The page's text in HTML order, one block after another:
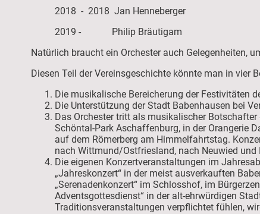
2018 - 2018 Jan Henneberger
2019 - Philip Bräutigam
Natürlich braucht ein Orchester auch Gelegenheiten,
Diesen Teil der Vereinsgeschichte könnte man in vier
Die musikalische Bereicherung der Festivitäten
Die Unterstützung der Stadt Babenhausen bei
Das Orchester tritt als musikalischer
Schöntal-Park Aschaffenburg, in der Orangerie
auf dem Römerberg am Himmelfahrtstag.
nach Wittmund/Ostfriesland, nach Neuwied
Die eigenen Konzertveranstaltungen im
„Jahreskonzert“ in der meist ausverkauften
„Serenadenkonzert“ im Schlosshof, im
Adventsgottesdienst“ in der alt-ehrwürdigen
Traditionsveranstaltungen verpflichtet fühlen,